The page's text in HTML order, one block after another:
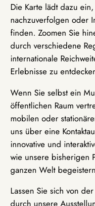
Die Karte lädt dazu
nachzuverfolgen oder
finden. Zoomen Sie
durch verschiedene
internationale
Erlebnisse zu
Wenn Sie selbst ein
öffentlichen Raum
mobilen oder
uns über eine
innovative und
wie unsere bisherigen
ganzen Welt
Lassen Sie sich von